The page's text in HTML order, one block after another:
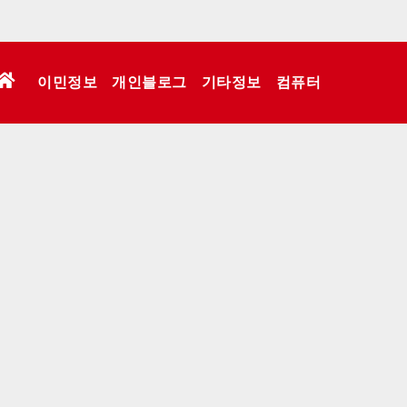
이민정보 개인블로그 기타정보 컴퓨터